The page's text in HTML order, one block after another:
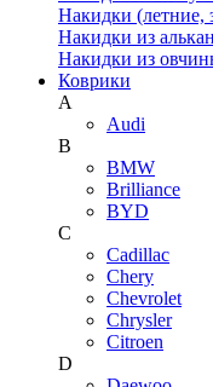
Накидки (летние,
Накидки из
Накидки из
Коврики
A
Audi
B
BMW
Brilliance
BYD
C
Cadillac
Chery
Chevrolet
Chrysler
Citroen
D